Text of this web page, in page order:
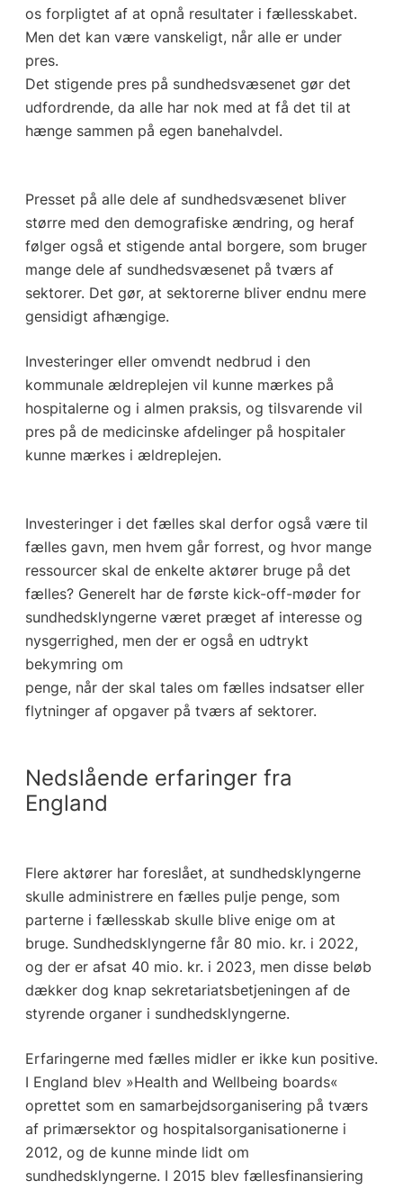
os forpligtet af at opnå resultater i fællesskabet.
Men det kan være vanskeligt, når alle er under
pres.
Det stigende pres på sundhedsvæsenet gør det
udfordrende, da alle har nok med at få det til at
hænge sammen på egen banehalvdel.
Presset på alle dele af sundhedsvæsenet bliver
større med den demografiske ændring, og heraf
følger også et stigende antal borgere, som bruger
mange dele af sundhedsvæsenet på tværs af
sektorer. Det gør, at sektorerne bliver endnu mere
gensidigt afhængige.
Investeringer eller omvendt nedbrud i den
kommunale ældreplejen vil kunne mærkes på
hospitalerne og i almen praksis, og tilsvarende vil
pres på de medicinske afdelinger på hospitaler
kunne mærkes i ældreplejen.
Investeringer i det fælles skal derfor også være til
fælles gavn, men hvem går forrest, og hvor mange
ressourcer skal de enkelte aktører bruge på det
fælles? Generelt har de første kick-off-møder for
sundhedsklyngerne været præget af interesse og
nysgerrighed, men der er også en udtrykt
bekymring om
penge, når der skal tales om fælles indsatser eller
flytninger af opgaver på tværs af sektorer.
Nedslående erfaringer fra
England
Flere aktører har foreslået, at sundhedsklyngerne
skulle administrere en fælles pulje penge, som
parterne i fællesskab skulle blive enige om at
bruge. Sundhedsklyngerne får 80 mio. kr. i 2022,
og der er afsat 40 mio. kr. i 2023, men disse beløb
dækker dog knap sekretariatsbetjeningen af de
styrende organer i sundhedsklyngerne.
Erfaringerne med fælles midler er ikke kun positive.
I England blev »Health and Wellbeing boards«
oprettet som en samarbejdsorganisering på tværs
af primærsektor og hospitalsorganisationerne i
2012, og de kunne minde lidt om
sundhedsklyngerne. I 2015 blev fællesfinansiering